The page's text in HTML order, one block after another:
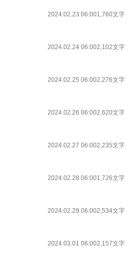
2024.02.23 06:001,760文字
2024.02.24 06:002,102文字
2024.02.25 06:002,276文字
2024.02.26 06:002,620文字
2024.02.27 06:002,235文字
2024.02.28 06:001,726文字
2024.02.29 06:002,534文字
2024.03.01 06:002,157文字